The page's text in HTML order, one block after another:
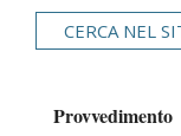
CERCA NEL
Provvedimento